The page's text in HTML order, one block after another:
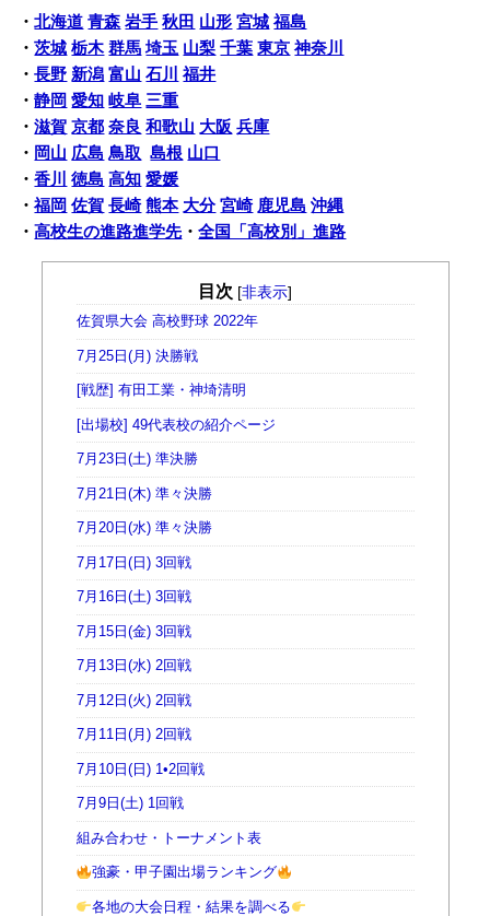
・北海道 青森 岩手 秋田 山形 宮城 福島
・茨城 栃木 群馬 埼玉 山梨 千葉 東京 神奈川
・長野 新潟 富山 石川
福井
・静岡 愛知 岐阜 三重
・滋賀 京都 奈良 和歌山 大阪 兵庫
・ 岡山 広島 鳥取 島根 山口
・香川 徳島 高知 愛媛
・福岡 佐賀 長崎 熊本 大分 宮崎 鹿児島 沖縄
・高校生の進路進学先・全国「高校別」進路
目次 [非表示]
佐賀県大会 高校野球 2022年
7月25日(月) 決勝戦
[戦歴] 有田工業・神埼清明
[出場校] 49代表校の紹介ページ
7月23日(土) 準決勝
7月21日(木) 準々決勝
7月20日(水) 準々決勝
7月17日(日) 3回戦
7月16日(土) 3回戦
7月15日(金) 3回戦
7月13日(水) 2回戦
7月12日(火) 2回戦
7月11日(月) 2回戦
7月10日(日) 1•2回戦
7月9日(土) 1回戦
組み合わせ・トーナメント表
強豪・甲子園出場ランキング
各地の大会日程・結果を調べる